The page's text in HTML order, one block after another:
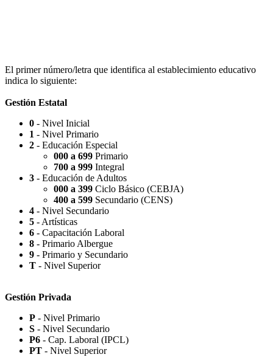
Capilla Beato Carlo Acutis (en construcción)
Patio del Centro
Rotonda Paso
Paseo Virgen de la Carrodilla - Patrona de los Viñedos
El primer número/letra que identifica al establecimiento educativo
indica lo siguiente:
Gestión Estatal
0 - Nivel Inicial
1 - Nivel Primario
2 - Educación Especial
000 a 699 Primario
700 a 999 Integral
3 - Educación de Adultos
000 a 399 Ciclo Básico (CEBJA)
400 a 599 Secundario (CENS)
4 - Nivel Secundario
5 - Artísticas
6 - Capacitación Laboral
8 - Primario Albergue
9 - Primario y Secundario
T - Nivel Superior
Gestión Privada
P - Nivel Primario
S - Nivel Secundario
P6 - Cap. Laboral (IPCL)
PT - Nivel Superior